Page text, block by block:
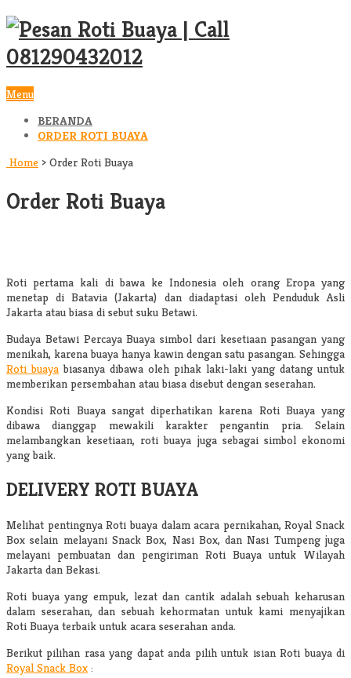
Menu
BERANDA
ORDER ROTI BUAYA
Home > Order Roti Buaya
Order Roti Buaya
Roti pertama kali di bawa ke Indonesia oleh orang Eropa yang
menetap di Batavia (Jakarta) dan diadaptasi oleh Penduduk Asli
Jakarta atau biasa di sebut suku Betawi.
Budaya Betawi Percaya Buaya simbol dari kesetiaan pasangan yang
menikah, karena buaya hanya kawin dengan satu pasangan. Sehingga
Roti buaya biasanya dibawa oleh pihak laki-laki yang datang untuk
memberikan persembahan atau biasa disebut dengan seserahan.
Kondisi Roti Buaya sangat diperhatikan karena Roti Buaya yang
dibawa dianggap mewakili karakter pengantin pria. Selain
melambangkan kesetiaan, roti buaya juga sebagai simbol ekonomi
yang baik.
DELIVERY ROTI BUAYA
Melihat pentingnya Roti buaya dalam acara pernikahan, Royal Snack
Box selain melayani Snack Box, Nasi Box, dan Nasi Tumpeng juga
melayani pembuatan dan pengiriman Roti Buaya untuk Wilayah
Jakarta dan Bekasi.
Roti buaya yang empuk, lezat dan cantik adalah sebuah keharusan
dalam seserahan, dan sebuah kehormatan untuk kami menyajikan
Roti Buaya terbaik untuk acara seserahan anda.
Berikut pilihan rasa yang dapat anda pilih untuk isian Roti buaya di
Royal Snack Box :